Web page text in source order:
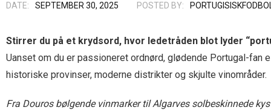
DATE: SEPTEMBER 30, 2025 POSTED BY:
Stirrer du på et krydsord, hvor ledetråden blot lyder
Uanset om du er passioneret ordnørd, glødende Portugal-
historiske provinser, moderne distrikter og skjulte vinområder.
Fra Douros bølgende vinmarker til Algarves solbeskinnede